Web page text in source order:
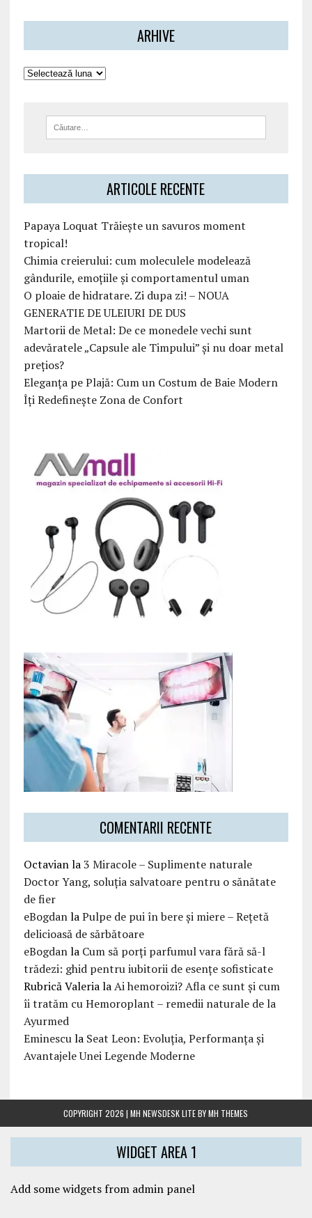
ARHIVE
ARTICOLE RECENTE
Papaya Loquat Trăiește un savuros moment
tropical!
Chimia creierului: cum moleculele modelează
gândurile, emoțiile și comportamentul uman
O ploaie de hidratare. Zi dupa zi! – NOUA
GENERATIE DE ULEIURI DE DUS
Martorii de Metal: De ce monedele vechi sunt
adevăratele „Capsule ale Timpului” și nu doar metal
prețios?
Eleganța pe Plajă: Cum un Costum de Baie Modern
Îți Redefinește Zona de Confort
COMENTARII RECENTE
Octavianla3 Miracole – Suplimente naturale
Doctor Yang, soluția salvatoare pentru o sănătate
de fier
eBogdanlaPulpe de pui în bere și miere – Rețetă
delicioasă de sărbătoare
eBogdanla Cum să porți parfumul vara fără să-l
trădezi: ghid pentru iubitorii de esențe sofisticate
Rubrică ValerialaAi hemoroizi? Afla ce sunt și cum
îi tratăm cu Hemoroplant – remedii naturale de la
Ayurmed
Eminescula Seat Leon: Evoluția, Performanța și
Avantajele Unei Legende Moderne
COPYRIGHT 2026 | MH NEWSDESK LITE BYMH THEMES
WIDGET AREA 1
Add some widgets from admin panel